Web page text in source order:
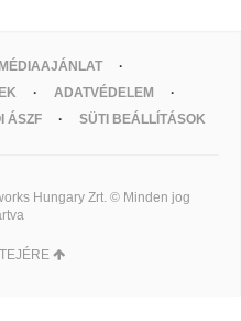
MÉDIAAJÁNLAT
ADATVÉDELEM
ÁSZF SÜTI BEÁLLÍTÁSOK
Hungary Zrt. © Minden jog